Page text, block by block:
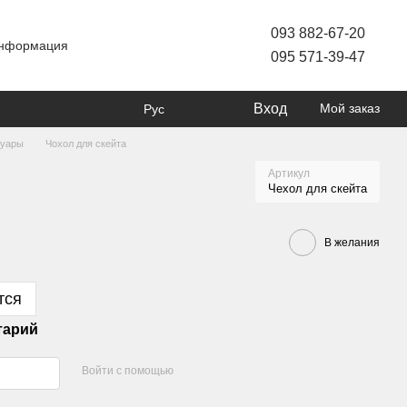
093 882-67-20
095 571-39-47
Рус Вход Мой заказ
Чохол для скейта
Артикул
Чехол для скейта
В желания
Войти с помощью